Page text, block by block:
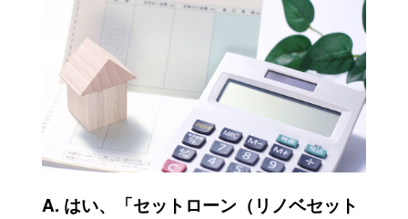
A. はい、「セットローン（リノベセット